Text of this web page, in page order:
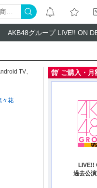
AKB48グループ LIVE!! ON
TV、
々花
ご購入・月
LIVE!!
過去公